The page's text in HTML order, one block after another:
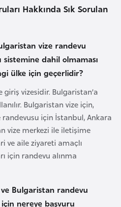
Hakkında Sık Sorulan
vize randevu
dahil olmaması
ülke için geçerlidir?
vizesidir. Bulgaristan’a
Bulgaristan vize için,
randevusu için İstanbul, Ankara
vize merkezi ile iletişime
ve aile ziyareti amaçlı
için randevu alınma
Bulgaristan randevu
nereye başvuru